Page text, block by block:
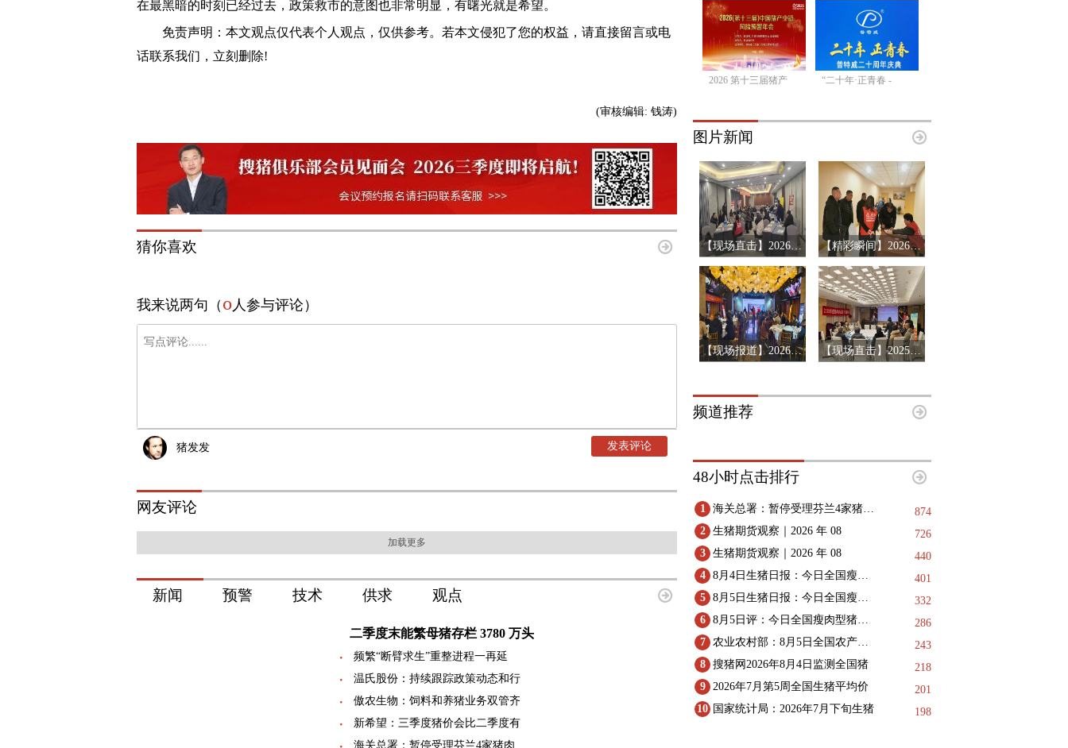
在最黑暗的时刻已经过去，政策救市的意图也非常明显，有曙光就是希望。
免责声明：本文观点仅代表个人观点，仅供参考。若本文侵犯了您的权益，请直接留言或电
话联系我们，立刻删除!
(审核编辑: 钱涛)
猜你喜欢
我来说两句（ 0人参与评论）
猪发发 发表评论
网友评论
加载更多
新闻 预警 技术 供求 观点
二季度末能繁母猪存栏 3780 万头
频繁“断臂求生”重整进程一再延
温氏股份：持续跟踪政策动态和行
傲农生物：饲料和养猪业务双管齐
新希望：三季度猪价会比二季度有
海关总署：暂停受理芬兰4家猪肉
2026 第十三届猪产 “二十年·正青春 -
图片新闻
【现场直击】2026第十三届猪产业链风险预警年会第三站-辽宁沈阳 【精彩瞬间】2026第十三届猪产业链风险预警年会济南站
【现场报道】2026第十三届中国猪产业链风险预警年会首站-河南郑州 【现场直击】2025下半年搜猪会员见面会-河北唐山站
频道推荐
48小时点击排行
1 海关总署：暂停受理芬兰4家猪肉产品
874
2
生猪期货观察｜2026 年 08
726
3
生猪期货观察｜2026 年 08
440
4
8月4日生猪日报：今日全国瘦肉型猪
401
5
8月5日生猪日报：今日全国瘦肉型猪
332
6
8月5日评：今日全国瘦肉型猪出栏均
286
7
农业农村部：8月5日全国农产品批发
243
8
搜猪网2026年8月4日监测全国猪
218
9
2026年7月第5周全国生猪平均价
201
10 国家统计局：2026年7月下旬生猪 198